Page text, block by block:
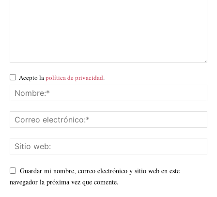
Acepto la política de privacidad.
Guardar mi nombre, correo electrónico y sitio web en este
navegador la próxima vez que comente.